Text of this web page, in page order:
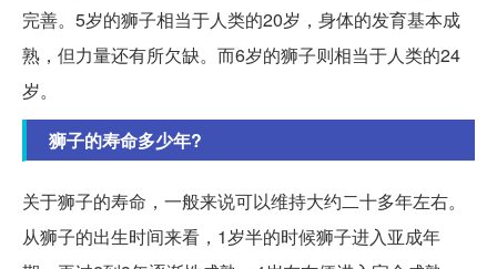
完善。5岁的狮子相当于人类的20岁，身体的发育基本成
熟，但力量还有所欠缺。而6岁的狮子则相当于人类的24
岁。
狮子的寿命多少年?
关于狮子的寿命，一般来说可以维持大约二十多年左右。
从狮子的出生时间来看，1岁半的时候狮子进入亚成年